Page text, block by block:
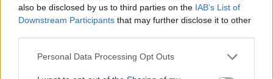
also be disclosed by us to third parties on the IAB’s List of
Downstream Participants that may further disclose it to other
Personal Data Processing Opt Outs